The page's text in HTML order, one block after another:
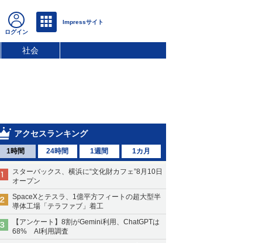
社会
アクセスランキング
1時間 24時間 1週間 1カ月
スターバックス、横浜に“文化財カフェ”8月10日
オープン
SpaceXとテスラ、1億平方フィートの超大型半
導体工場「テラファブ」着工
【アンケート】8割がGemini利用、ChatGPTは
68% AI利用調査